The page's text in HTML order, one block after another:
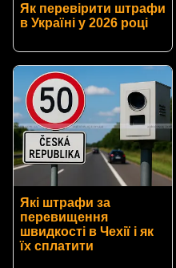
Як перевірити штрафи
в Україні у 2026 році
Які штрафи за
перевищення
швидкості в Чехії і як
їх сплатити